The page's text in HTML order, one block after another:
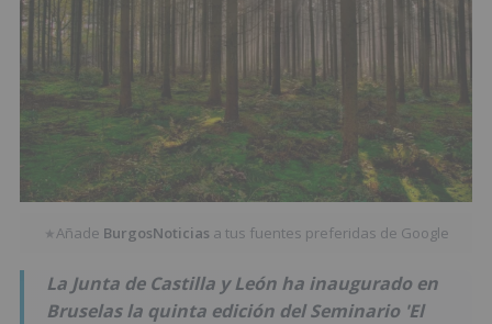
★Añade BurgosNoticias a tus fuentes preferidas de Google
La Junta de Castilla y León ha inaugurado en
Bruselas la quinta edición del Seminario 'El